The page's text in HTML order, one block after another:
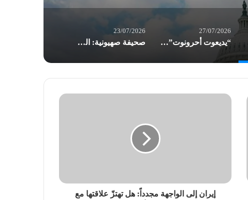
27/07/2026
“يديعوت أحرونوت”:تراجع مخزون “باتريوت” يهدد قدرة واشنطن على خوض الحرب مع إيران
23/07/2026
صحيفة صهيونية: الجيش “الإسرائيلي” في تأهب ذروة للحرب.. إيران قد تبادر
إيران إلى الواجهة مجدداً: هل تهتزّ علاقتها مع